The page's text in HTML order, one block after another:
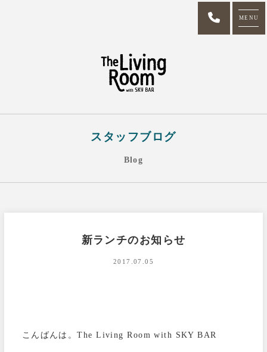
MENU
スタッフブログ
Blog
新ランチのお知らせ
2017.07.05
こんばんは。The Living Room with SKY BAR